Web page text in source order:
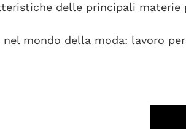
delle principali materie
mondo della moda: lavoro